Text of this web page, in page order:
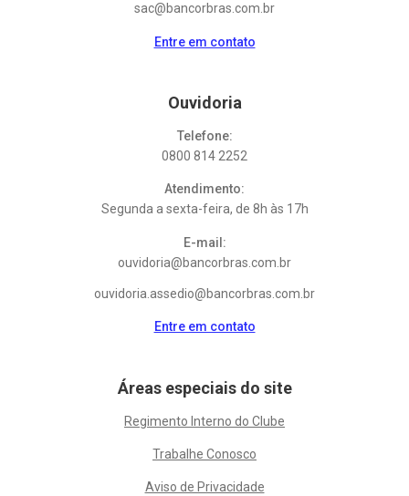
sac@bancorbras.com.br
Entre em contato
Ouvidoria
Telefone:
0800 814 2252
Atendimento:
Segunda a sexta-feira, de 8h às 17h
E-mail:
ouvidoria@bancorbras.com.br
ouvidoria.assedio@bancorbras.com.br
Entre em contato
Áreas especiais do site
Regimento Interno do Clube
Trabalhe Conosco
Aviso de Privacidade